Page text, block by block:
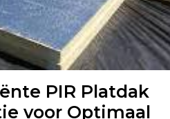
PIR Platdak
voor Optimaal